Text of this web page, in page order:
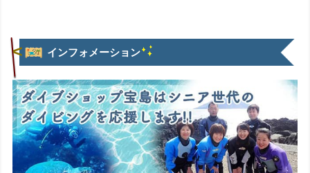
インフォメーション